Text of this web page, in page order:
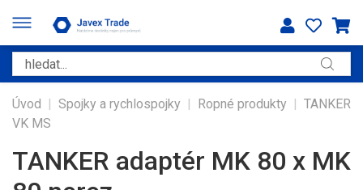
Úvod | Spojky a rychlospojky | Ropné produkty | TANKER
VK MS
TANKER adaptér MK 80 x MK